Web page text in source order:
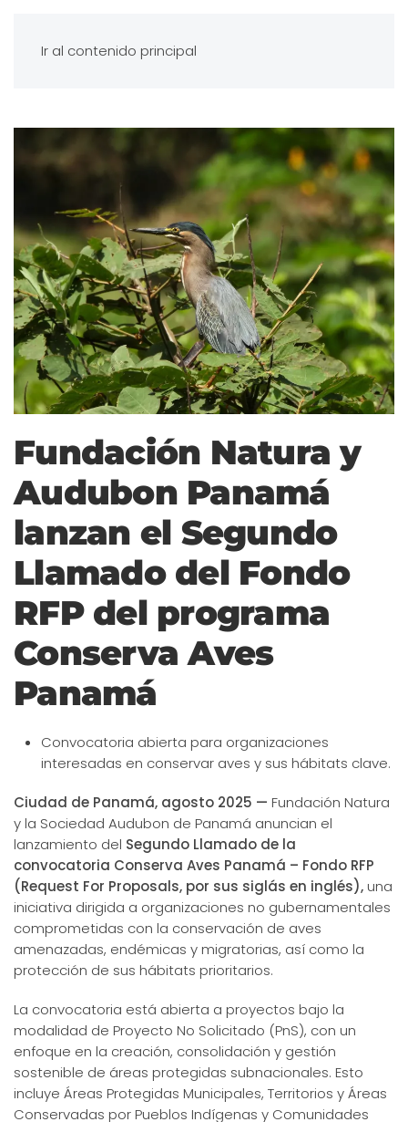
Ir al contenido principal
Fundación Natura y
Audubon Panamá
lanzan el Segundo
Llamado del Fondo
RFP del programa
Conserva Aves
Panamá
Convocatoria abierta para organizaciones
interesadas en conservar aves y sus hábitats clave.
Ciudad de Panamá, agosto 2025 — Fundación Natura
y la Sociedad Audubon de Panamá anuncian el
lanzamiento del Segundo Llamado de la
convocatoria Conserva Aves Panamá – Fondo RFP
(Request For Proposals, por sus siglás en inglés),una
iniciativa dirigida a organizaciones no gubernamentales
comprometidas con la conservación de aves
amenazadas, endémicas y migratorias, así como la
protección de sus hábitats prioritarios.
La convocatoria está abierta a proyectos bajo la
modalidad de Proyecto No Solicitado (PnS), con un
enfoque en la creación, consolidación y gestión
sostenible de áreas protegidas subnacionales. Esto
incluye Áreas Protegidas Municipales, Territorios y Áreas
Conservadas por Pueblos Indígenas y Comunidades